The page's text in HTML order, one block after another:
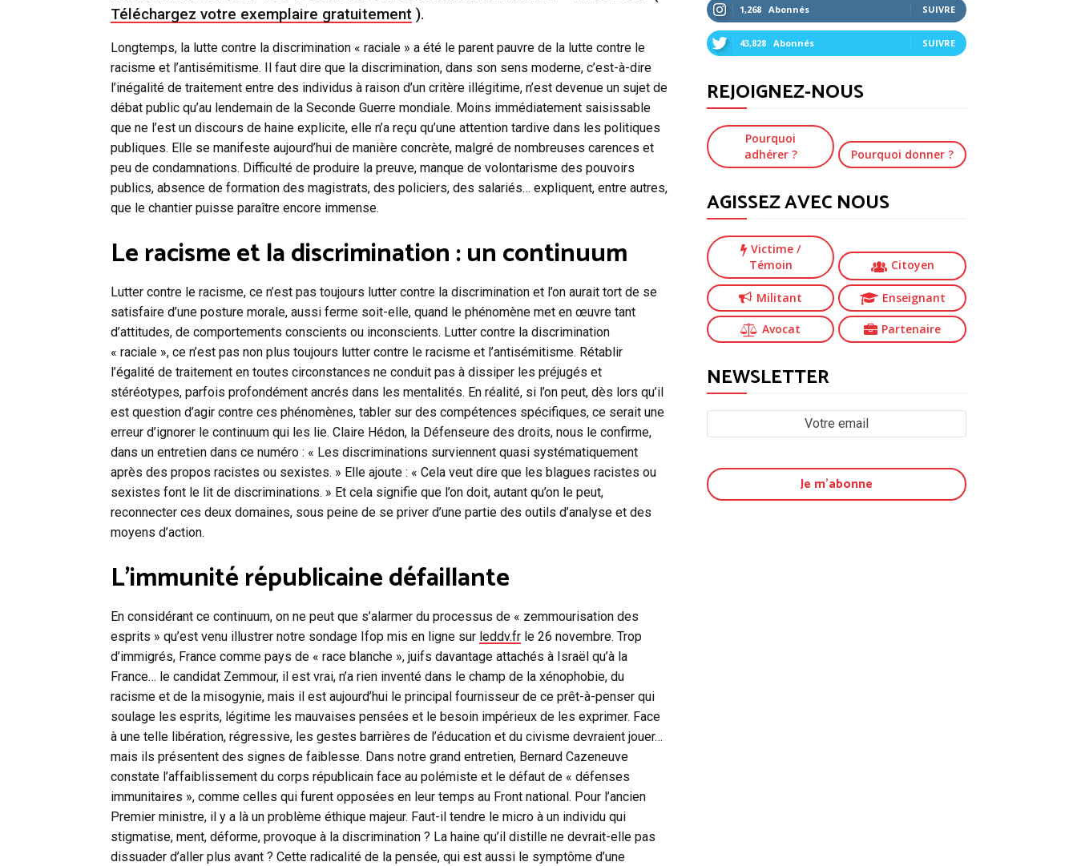
Téléchargez votre exemplaire gratuitement ).
Longtemps, la lutte contre la discrimination « raciale » a été le parent pauvre de la lutte contre le
racisme et l’antisémitisme. Il faut dire que la discrimination, dans son sens moderne, c’est-à-dire
l’inégalité de traitement entre des individus à raison d’un critère illégitime, n’est devenue un sujet de
débat public qu’au lendemain de la Seconde Guerre mondiale. Moins immédiatement saisissable
que ne l’est un discours de haine explicite, elle n’a reçu qu’une attention tardive dans les politiques
publiques. Elle se manifeste aujourd’hui de manière concrète, malgré de nombreuses carences et
peu de condamnations. Difficulté de produire la preuve, manque de volontarisme des pouvoirs
publics, absence de formation des magistrats, des policiers, des salariés… expliquent, entre autres,
que le chantier puisse paraître encore immense.
Le racisme et la discrimination : un continuum
Lutter contre le racisme, ce n’est pas toujours lutter contre la discrimination et l’on aurait tort de se
satisfaire d’une posture morale, aussi ferme soit-elle, quand le phénomène met en œuvre tant
d’attitudes, de comportements conscients ou inconscients. Lutter contre la discrimination
« raciale », ce n’est pas non plus toujours lutter contre le racisme et l’antisémitisme. Rétablir
l’égalité de traitement en toutes circonstances ne conduit pas à dissiper les préjugés et
stéréotypes, parfois profondément ancrés dans les mentalités. En réalité, si l’on peut, dès lors qu’il
est question d’agir contre ces phénomènes, tabler sur des compétences spécifiques, ce serait une
erreur d’ignorer le continuum qui les lie. Claire Hédon, la Défenseure des droits, nous le confirme,
dans un entretien dans ce numéro : « Les discriminations surviennent quasi systématiquement
après des propos racistes ou sexistes. » Elle ajoute : « Cela veut dire que les blagues racistes ou
sexistes font le lit de discriminations. » Et cela signifie que l’on doit, autant qu’on le peut,
reconnecter ces deux domaines, sous peine de se priver d’une partie des outils d’analyse et des
moyens d’action.
L’immunité républicaine défaillante
En considérant ce continuum, on ne peut que s’alarmer du processus de « zemmourisation des
esprits » qu’est venu illustrer notre sondage Ifop mis en ligne sur leddv.fr le 26 novembre. Trop
d’immigrés, France comme pays de « race blanche », juifs davantage attachés à Israël qu’à la
France… le candidat Zemmour, il est vrai, n’a rien inventé dans le champ de la xénophobie, du
racisme et de la misogynie, mais il est aujourd’hui le principal fournisseur de ce prêt-à-penser qui
soulage les esprits, légitime les mauvaises pensées et le besoin impérieux de les exprimer. Face
à une telle libération, régressive, les gestes barrières de l’éducation et du civisme devraient jouer…
mais ils présentent des signes de faiblesse. Dans notre grand entretien, Bernard Cazeneuve
constate l’affaiblissement du corps républicain face au polémiste et le défaut de « défenses
immunitaires », comme celles qui furent opposées en leur temps au Front national. Pour l’ancien
Premier ministre, il y a là un problème éthique majeur. Faut-il tendre le micro à un individu qui
stigmatise, ment, déforme, provoque à la discrimination ? La haine qu’il distille ne devrait-elle pas
dissuader d’aller plus avant ? Cette radicalité de la pensée, qui est aussi le symptôme d’une
1,268 Abonnés SUIVRE
43,828 Abonnés SUIVRE
REJOIGNEZ-NOUS
Pourquoi
adhérer ?
Pourquoi donner ?
AGISSEZ AVEC NOUS
Victime/
Témoin
Citoyen
Militant Enseignant
Avocat Partenaire
NEWSLETTER